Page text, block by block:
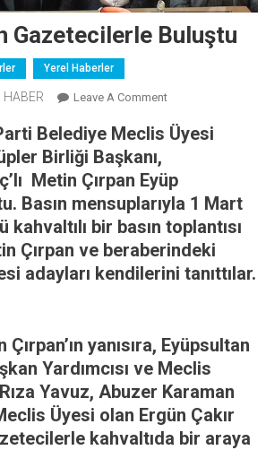
Gazetecilerle Buluştu
Yerel Haberler
HABER Leave A CommentOn
Çırpan
Buluştu
Belediye Meclis Üyesi
Birliği Başkanı,
Metin Çırpan Eyüp
Basın mensuplarıyla 1 Mart
kahvaltılı bir basın toplantısı
Çırpan ve beraberindeki
adayları kendilerini tanıttılar.
yanısıra, Eyüpsultan
Yardımcısı ve Meclis
Yavuz, Abuzer Karaman
Üyesi olan Ergün Çakır
kahvaltıda bir araya